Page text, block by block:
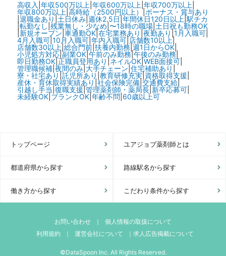
高収入 年収500万以上 年収600万以上 年収700万以上
年収800万以上 高時給（2500円以上）| ボーナス・賞与あり
退職金あり 土日休み| 週休2.5日 年間休日120日以上 駅チカ
|転勤なし 残業無し・少なめ 〜18時の職場| 土日祝も勤務OK
|新規オープン 車通勤OK|在宅業務あり 夜勤あり 1月入職可|
4月入職可| 10月入職可| 年内入職可| 店舗数10以上|
店舗数30以上 総合門前| 扶養内勤務 週1日からOK|
小児処方対応| 副業OK| 午前のみ勤務| 午後のみ勤務|
即日勤務OK| 正職員登用あり ネイルOK| WEB面接可|
管理職候補| 夜間のみ| 大手チェーン 住宅補助あり
寮・社宅あり 託児所あり 教育研修充実| 資格取得支援
産休・育休取得実績あり 社会保険完備| 交通費支給|
引越し手当 復職支援 |管理薬剤師・薬局長| 新卒応募可|
未経験OK| ブランクOK| 年齢不問 60歳以上可
トップページ ユアジョブ薬剤師とは
都道府県から探す 路線駅名から探す
働き方から探す こだわり条件から探す
お問い合わせ ｜
個人情報の取扱について
利用規約
｜ 運営会社について ｜ 求人広告掲載について
©DataSpoon Inc. All Rights Reserved.